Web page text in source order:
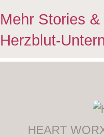
Mehr Stories
Herzblut-
HEART